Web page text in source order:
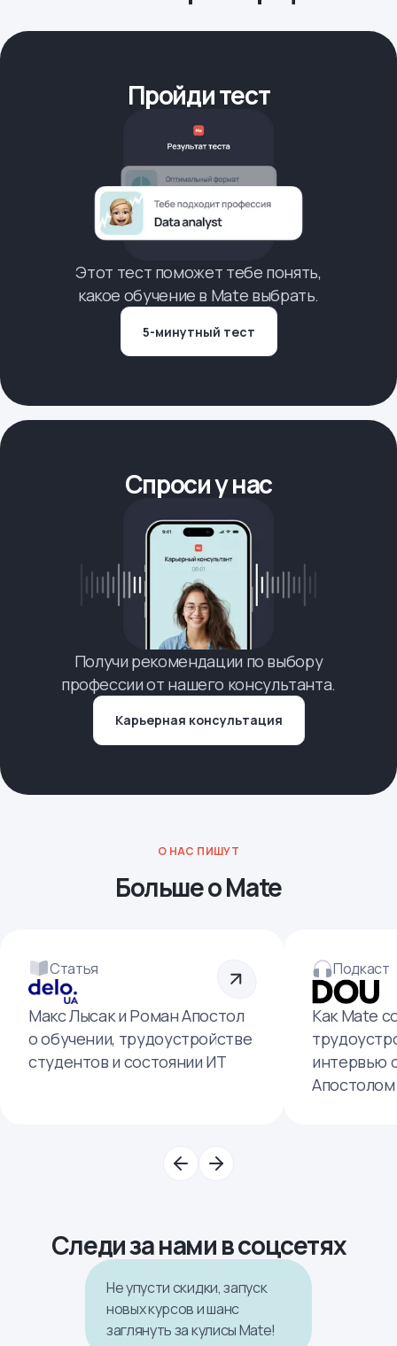
Пройди тест
Этот тест поможет тебе понять,
какое обучение в Mate выбрать.
5-минутный тест
Спроси у нас
Получи рекомендации по выбору
профессии от нашего консультанта.
Карьерная консультация
О НАС ПИШУТ
Больше о Mate
Статья
Макс Лысак и Роман Апостол
о обучении, трудоустройстве
студентов и состоянии ИТ
Подкаст
Как Mate
интервью
Апостолом
Следи за нами в соцсетях
Не упусти скидки, запуск
новых курсов и шанс
заглянуть за кулисы Mate!